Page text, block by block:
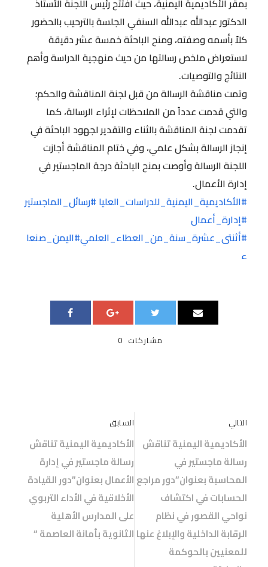
بمقر الأكاديمية اليمنية، حيث افتتح رئيس اللجنة الأستاذ
الدكتور عبدالله عبدالله السنفي الجلسة بالترحيب بالحضور
كلاً بأسمه وصفته، ومنح الباحثة خمسة عشر دقيقة
لاستعراض ملخص رسالتها من حيث منهجية الدراسة وأهم
النتائج والتوصيات.
وتمت مناقشة الرسالة من قبل لجنة المناقشة والحكم؛
والتي قدمت عدداً من الملاحظات لإثراء الرسالة، كما
تقدمت لجنة المناقشة بالثناء والتقدير لجهود الباحثة في
إنجاز الرسالة بشكل علمي، وفي ختام المناقشة أجازت
اللجنة الرسالة وأوصت بمنح الباحثة درجة الماجستير في
إدارة الأعمال.
#الأكاديمية_اليمنية_للدراسات_العليا #رسائل_الماجستير
#إدارة_أعمال
#أثنتى_عشرة_سنة_من_العطاء_العلمي#اليمن_صنعا
ء
0 مشاركات
السابق
الأكاديمية اليمنية تناقش
رسالة ماجستير في إدارة
الأعمال بعنوان”دور القيادة
الأخلاقية في الأداء التربوي
على المدارس الأهلية
الثانوية بأمانة العاصمة “
التالي
الأكاديمية اليمنية تناقش
رسالة ماجستير في
المحاسبة بعنوان”دور مراجع
الحسابات في اكتشاف
نواحي القصور في نظام
الرقابة الداخلية والإبلاغ عنها
للمعنيين بالحوكمة